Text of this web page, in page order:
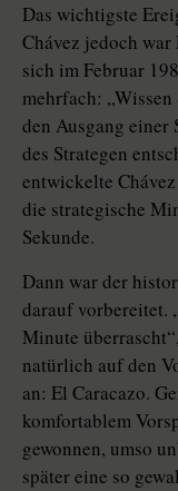
Das wichtigste
Chávez jedoch
sich im Februar
mehrfach:
den Ausgang einer
des Strategen
entwickelte
die strategische
Sekunde.
Dann war der
darauf vorbereitet.
Minute
natürlich auf den
an: El Caracazo.
komfortablem
gewonnen, umso
später eine so